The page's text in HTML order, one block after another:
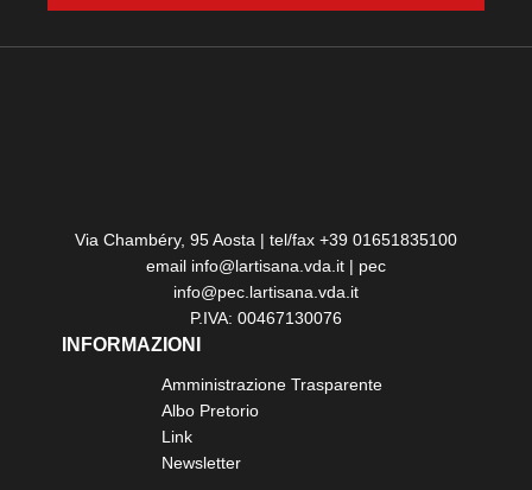
Via Chambéry, 95 Aosta | tel/fax +39 01651835100
email info@lartisana.vda.it | pec
info@pec.lartisana.vda.it
P.IVA: 00467130076
INFORMAZIONI
Amministrazione Trasparente
Albo Pretorio
Link
Newsletter